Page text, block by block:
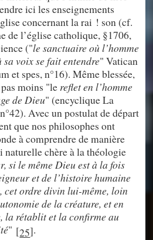
ici les enseignements
concernant la rai ! son (cf.
de l’église catholique, §1706,
("le sanctuaire où l’homme
sa voix se fait entendre" Vatican
et spes, n°16). Même blessée,
moins "le reflet en l’homme
de Dieu" (encyclique La
Avec un postulat de départ
que nos philosophes ont
à comprendre de manière
chère à la théologie
si le même Dieu est à la fois
et de l’histoire humaine
cet ordre divin lui-même, loin
de la créature, et en
la rétablit et la confirme au
" [25].